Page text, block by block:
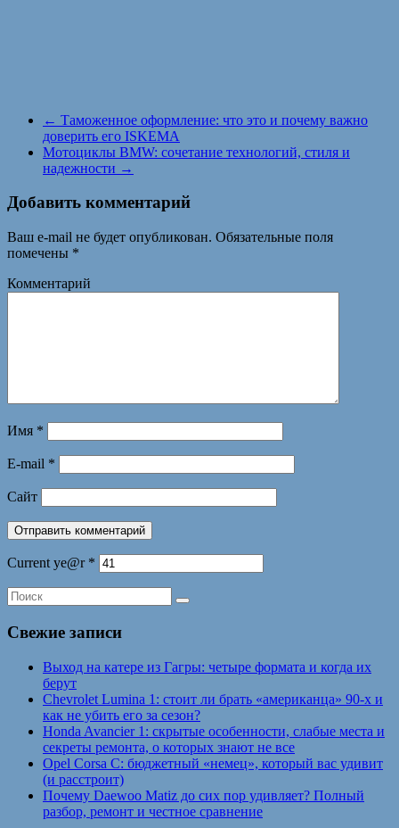
← Таможенное оформление: что это и почему важно
доверить его ISKEMA
Мотоциклы BMW: сочетание технологий, стиля и
надежности →
Добавить комментарий
Ваш e-mail не будет опубликован. Обязательные поля
помечены *
Комментарий
Имя *
E-mail *
Сайт
Current ye@r *
Свежие записи
Выход на катере из Гагры: четыре формата и когда их
берут
Chevrolet Lumina 1: стоит ли брать «американца» 90-х и
как не убить его за сезон?
Honda Avancier 1: скрытые особенности, слабые места и
секреты ремонта, о которых знают не все
Opel Corsa C: бюджетный «немец», который вас удивит
(и расстроит)
Почему Daewoo Matiz до сих пор удивляет? Полный
разбор, ремонт и честное сравнение